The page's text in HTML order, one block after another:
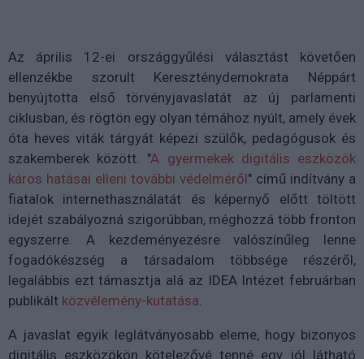
Az április 12-ei országgyűlési választást követően
ellenzékbe szorult Kereszténydemokrata Néppárt
benyújtotta első törvényjavaslatát az új parlamenti
ciklusban, és rögtön egy olyan témához nyúlt, amely évek
óta heves viták tárgyát képezi szülők, pedagógusok és
szakemberek között. "A gyermekek digitális eszközök
káros hatásai elleni további védelméről" című indítvány a
fiatalok internethasználatát és képernyő előtt töltött
idejét szabályozná szigorúbban, méghozzá több fronton
egyszerre. A kezdeményezésre valószínűleg lenne
fogadókészség a társadalom többsége részéről,
legalábbis ezt támasztja alá az IDEA Intézet februárban
publikált közvélemény-kutatása
A javaslat egyik leglátványosabb eleme, hogy bizonyos
digitális eszközökön kötelezővé tenné egy jól látható